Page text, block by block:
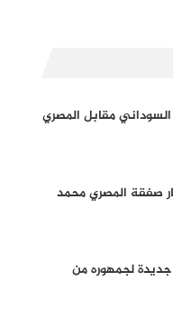
مقابل المصري
صفقة المصري محمد
لجمهوره من